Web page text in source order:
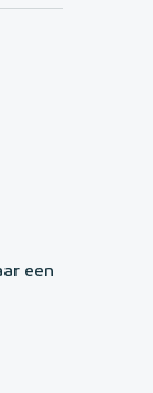
een